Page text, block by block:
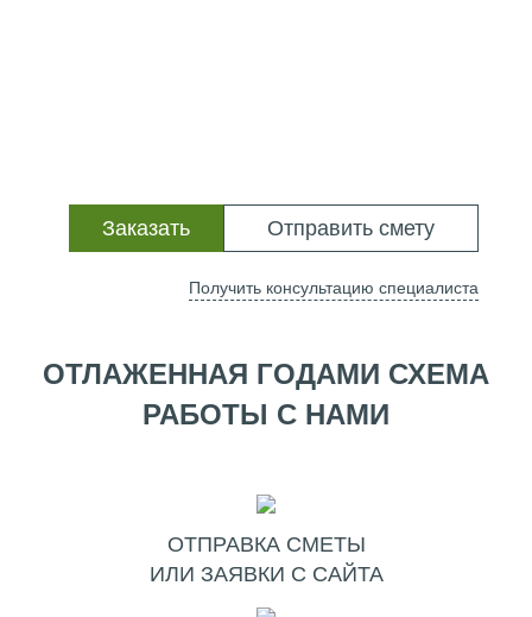
Отправить смету
Заказать
Получить консультацию специалиста
ОТЛАЖЕННАЯ ГОДАМИ СХЕМА
РАБОТЫ С НАМИ
ОТПРАВКА СМЕТЫ
ИЛИ ЗАЯВКИ С САЙТА